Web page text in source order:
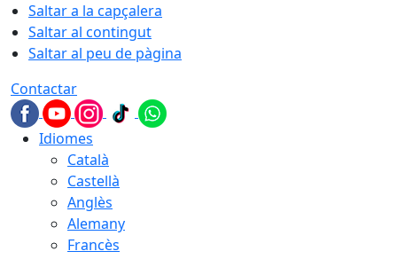
Saltar a la capçalera
Saltar al contingut
Saltar al peu de pàgina
Contactar
Idiomes
Català
Castellà
Anglès
Alemany
Francès